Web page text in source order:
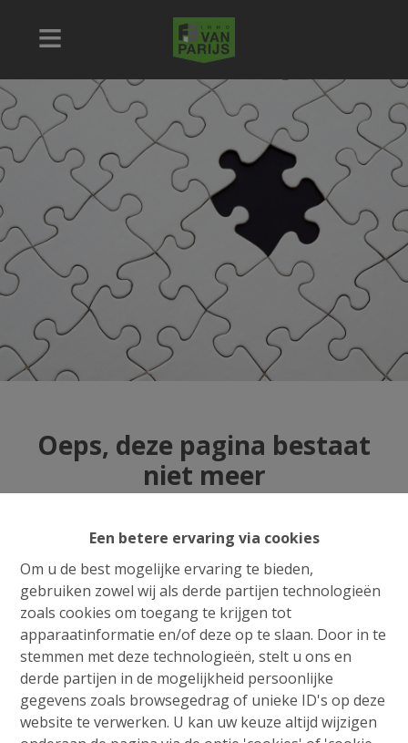
Een betere ervaring via cookies
Om u de best mogelijke ervaring te bieden,
gebruiken zowel wij als derde partijen technologieën
zoals cookies om toegang te krijgen tot
apparaatinformatie en/of deze op te slaan. Door in te
stemmen met deze technologieën, stelt u ons en
derde partijen in de mogelijkheid persoonlijke
gegevens zoals browsegedrag of unieke ID's op deze
website te verwerken. U kan uw keuze altijd wijzigen
Oeps, deze pagina bestaat
niet meer
Te koop Te huur